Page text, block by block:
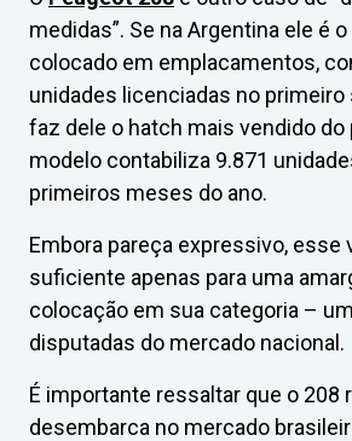
medidas”. Se na Argentina ele é
colocado em emplacamentos,
unidades licenciadas no
faz dele o hatch mais vendido do
modelo contabiliza 9.871
primeiros meses do ano.
Embora pareça expressivo, esse
suficiente apenas para uma
colocação em sua categoria –
disputadas do mercado nacional.
É importante ressaltar que o 208
desembarca no mercado